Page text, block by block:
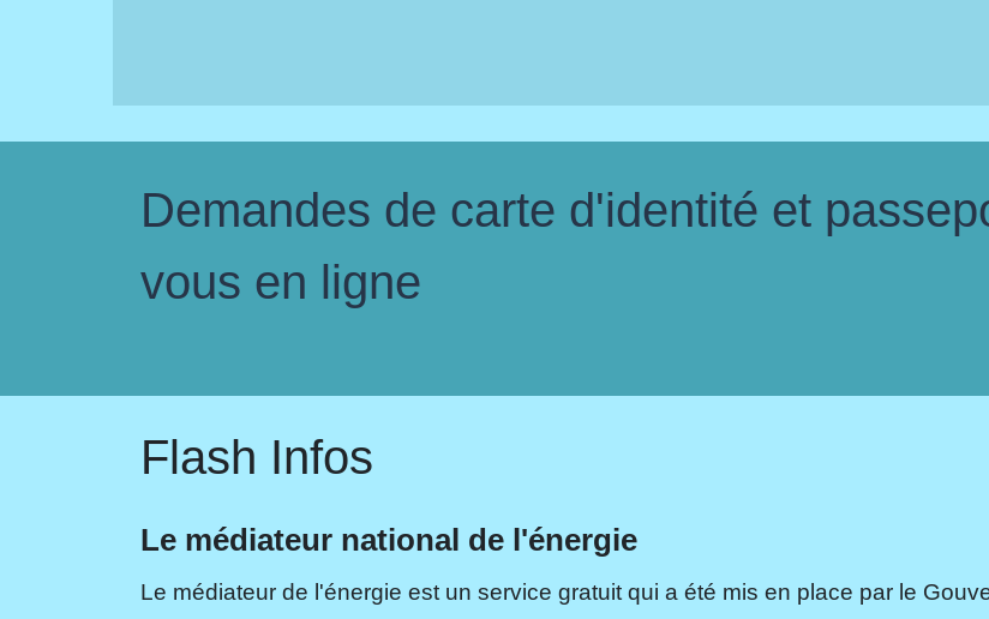
Demandes de carte d'identité et
vous en ligne
Flash Infos
Le médiateur national de l'énergie
Le médiateur de l'énergie est un service gratuit qui a été mis en place par le